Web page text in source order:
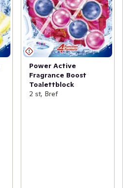
Power Active
Fragrance Boost
Toalettblock
2 st, Bref